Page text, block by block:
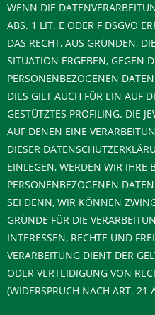
WENN DIE
ABS. 1 LIT. E ODER F DSGVO
DAS RECHT, AUS GRÜNDEN,
SITUATION ERGEBEN, GEGEN
PERSONENBEZOGENEN
DIES GILT AUCH FÜR EIN AUF
GESTÜTZTES PROFILING. DIE
AUF DENEN EINE
DIESER
EINLEGEN, WERDEN WIR IHRE
PERSONENBEZOGENEN
SEI DENN, WIR KÖNNEN
GRÜNDE FÜR DIE
INTERESSEN, RECHTE UND
VERARBEITUNG DIENT DER
ODER VERTEIDIGUNG VON
(WIDERSPRUCH NACH ART. 21